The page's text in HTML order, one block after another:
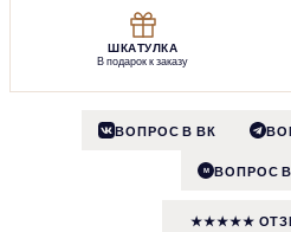
ШКАТУЛКА
В подарок к заказу
ВОПРОС В ВК
M ВОПРОС
★★★★★